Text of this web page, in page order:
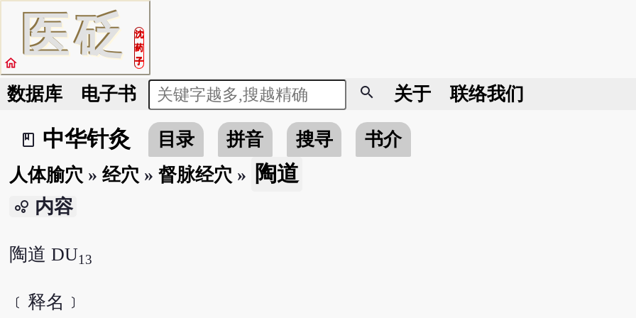
医砭
沈
药
子
home
数据库 电子书 search 关于 联络我们
book_2
中华针灸 目录 拼音 搜寻
书介
人体腧穴 » 经穴 » 督脉经穴 » 陶道
bubble_chart 内容
陶道 DU13
﹝释名﹞